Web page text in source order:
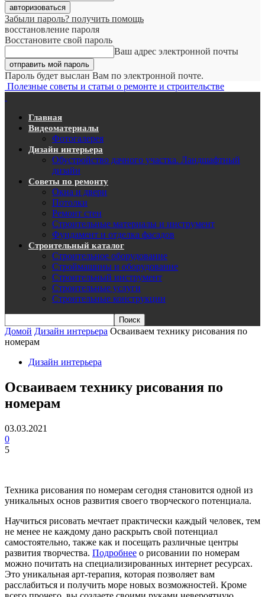
Забыли пароль? получить помощь
восстановление пароля
Восстановите свой пароль
Ваш адрес электронной почты
Пароль будет выслан Вам по электронной почте.
Полезные советы и статьи о ремонте и строительстве
Главная
Видеоматериалы
Фотогалерея
Дизайн интерьера
Обустройство дачного участка. Ландшафтный
дизайн
Советы по ремонту
Окна и двери
Потолки
Ремонт стен
Строительные материалы и инструмент
Фундамент и отделка фасадов
Строительный каталог
Строительное оборудование
Строймашины и оборудование
Строительный инструмент
Строительные услуги
Строительные конструкции
Домой Дизайн интерьера Осваиваем технику рисования по
номерам
Дизайн интерьера
Осваиваем технику рисования по
номерам
03.03.2021
0
5
Техника рисования по номерам сегодня становится одной из
уникальных основ развития своего творческого потенциала.
Научиться рисовать мечтает практически каждый человек, тем
не менее не каждому дано раскрыть свой потенциал
самостоятельно, также как и посещать различные центры
развития творчества. Подробнее о рисовании по номерам
можно почитать на специализированных интернет ресурсах.
Это уникальная арт-терапия, которая позволяет вам
расслабиться и получить море новых возможностей. Кроме